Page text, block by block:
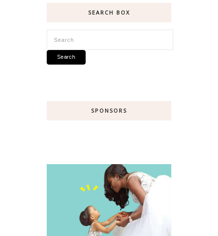
SEARCH BOX
SPONSORS